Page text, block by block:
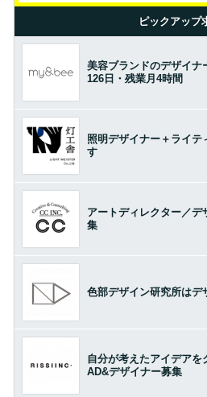
ピックアップ
美容ブランドのデザイナ
126日・残業月4時間
照明デザイナー＋ライテ
す
アートディレクター／デ
集
色部デザイン研究所はデ
自分が考えたアイデアを
AD&デザイナー募集